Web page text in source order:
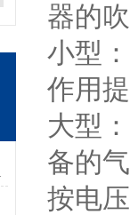
器的
小型
作用
大型
备的
按电